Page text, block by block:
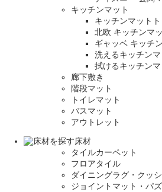
キッチンマット
キッチンマット
北欧 キッチンマ
ギャッベ キッチ
洗えるキッチンマ
拭けるキッチンマ
廊下敷き
階段マット
トイレマット
バスマット
アウトレット
床材
タイルカーペット
フロアタイル
ダイニングラグ・クッ
ジョイントマット・パ